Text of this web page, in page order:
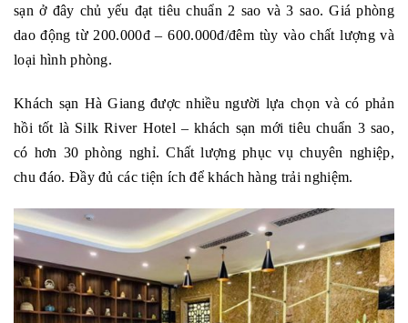
sạn ở đây chủ yếu đạt tiêu chuẩn 2 sao và 3 sao. Giá phòng
dao động từ 200.000đ – 600.000đ/đêm tùy vào chất lượng và
loại hình phòng.
Khách sạn Hà Giang được nhiều người lựa chọn và có phản
hồi tốt là Silk River Hotel – khách sạn mới tiêu chuẩn 3 sao,
có hơn 30 phòng nghỉ. Chất lượng phục vụ chuyên nghiệp,
chu đáo. Đầy đủ các tiện ích để khách hàng trải nghiệm.